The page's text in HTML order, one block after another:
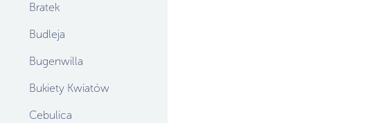
Bratek
Budleja
Bugenwilla
Bukiety Kwiatów
Cebulica